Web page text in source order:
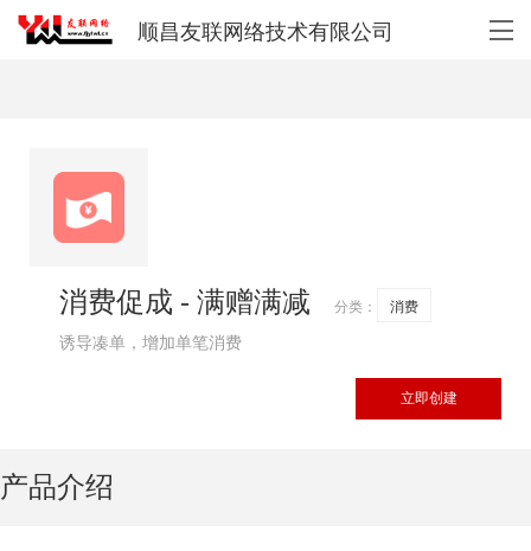
顺昌友联网络技术有限公司
消费促成 - 满赠满减 分类： 消费
诱导凑单，增加单笔消费
立即创建
产品介绍